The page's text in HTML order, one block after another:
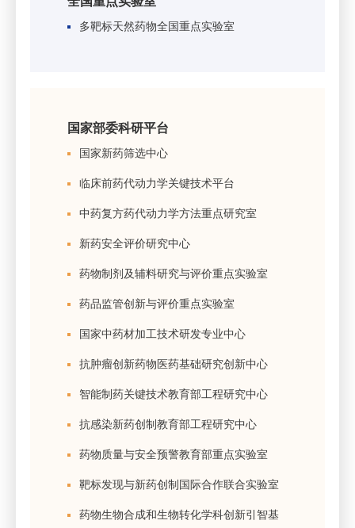
多靶标天然药物全国重点实验室
国家部委科研平台
国家新药筛选中心
临床前药代动力学关键技术平台
中药复方药代动力学方法重点研究室
新药安全评价研究中心
药物制剂及辅料研究与评价重点实验室
药品监管创新与评价重点实验室
国家中药材加工技术研发专业中心
抗肿瘤创新药物医药基础研究创新中心
智能制药关键技术教育部工程研究中心
抗感染新药创制教育部工程研究中心
药物质量与安全预警教育部重点实验室
靶标发现与新药创制国际合作联合实验室
药物生物合成和生物转化学科创新引智基